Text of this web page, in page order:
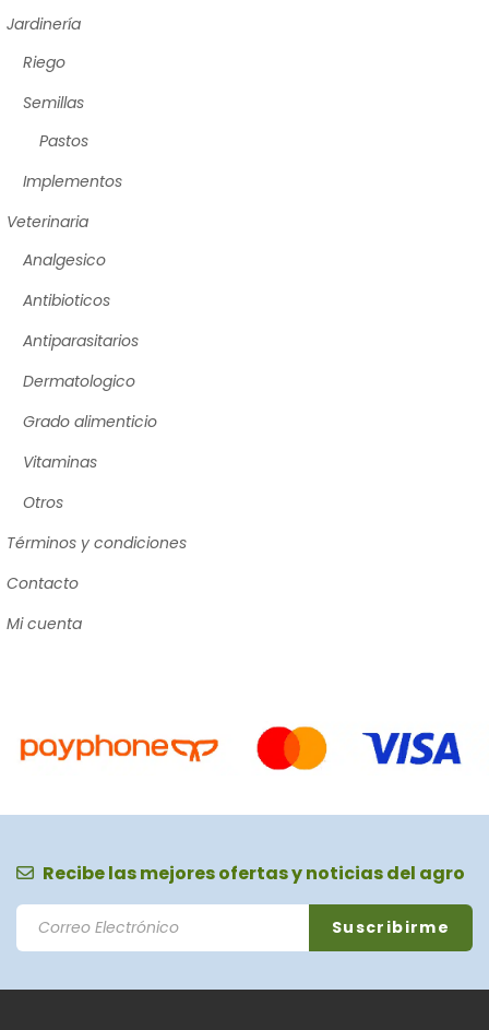
Jardinería
Riego
Semillas
Pastos
Implementos
Veterinaria
Analgesico
Antibioticos
Antiparasitarios
Dermatologico
Grado alimenticio
Vitaminas
Otros
Términos y condiciones
Contacto
Mi cuenta
Recibe las mejores ofertas y noticias del agro